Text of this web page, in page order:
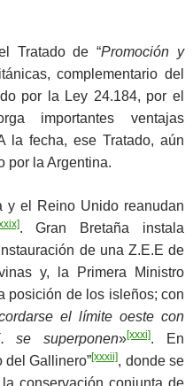
Tratado de “Promoción y
complementario del
por la Ley 24.184, por el
importantes ventajas
la fecha, ese Tratado, aún
por la Argentina.
y el Reino Unido reanudan
. Gran Bretaña instala
de una Z.E.E de
y, la Primera Ministro
posición de los isleños; con
el límite oeste con
se superponen»[xxxi]. En
del Gallinero”[xxxii], donde se